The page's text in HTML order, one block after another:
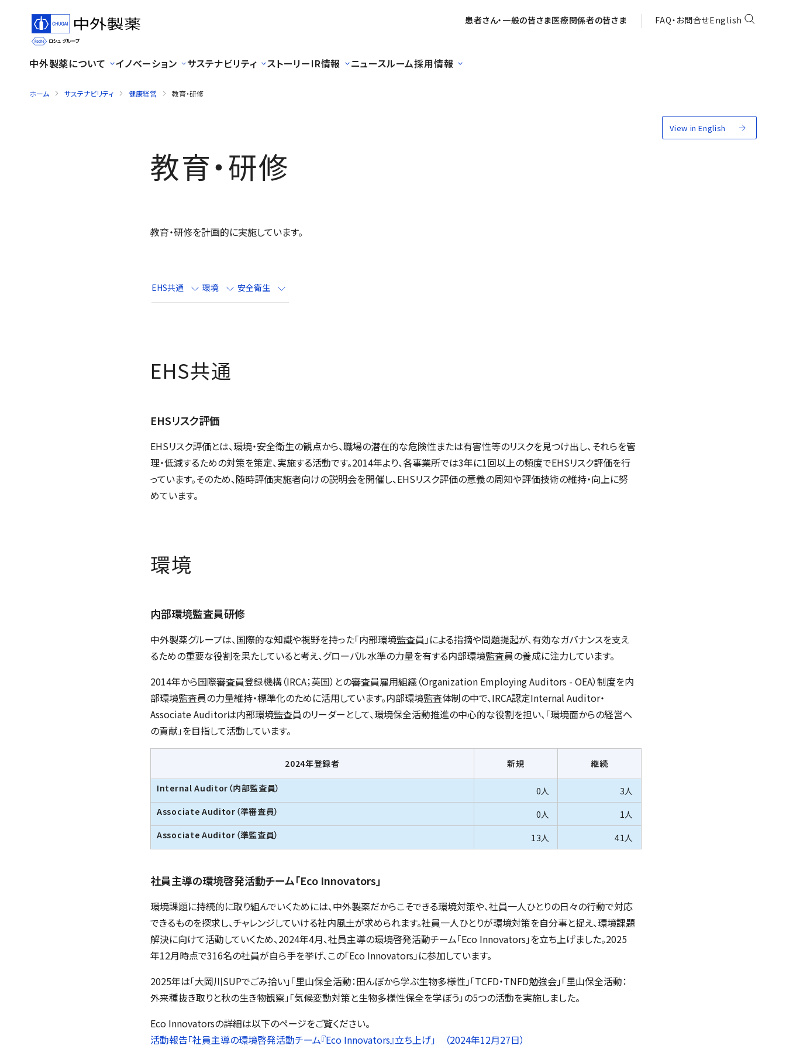
患者さん・一般の皆さま医療関係者の皆さま FAQ・お問合せEnglish
中外製薬について イノベーション サステナビリティ ストーリーIR情報 ニュースルーム採用情報
ホーム サステナビリティ 健康経営 教育・研修
View in English
教育・研修
教育・研修を計画的に実施しています。
EHS共通 環境 安全衛生
EHS共通
EHSリスク評価
EHSリスク評価とは、環境・安全衛生の観点から、職場の潜在的な危険性または有害性等のリスクを見つけ出し、それらを管
理・低減するための対策を策定、実施する活動です。2014年より、各事業所では3年に1回以上の頻度でEHSリスク評価を行
っています。そのため、随時評価実施者向けの説明会を開催し、EHSリスク評価の意義の周知や評価技術の維持・向上に努
めています。
環境
内部環境監査員研修
中外製薬グループは、国際的な知識や視野を持った「内部環境監査員」による指摘や問題提起が、有効なガバナンスを支え
るための重要な役割を果たしていると考え、グローバル水準の力量を有する内部環境監査員の養成に注力しています。
2014年から国際審査員登録機構（IRCA；英国）との審査員雇用組織（Organization Employing Auditors - OEA）制度を内
部環境監査員の力量維持・標準化のために活用しています。内部環境監査体制の中で、IRCA認定Internal Auditor・
Associate Auditorは内部環境監査員のリーダーとして、環境保全活動推進の中心的な役割を担い、「環境面からの経営へ
の貢献」を目指して活動しています。
2024年登録者 新規 継続
Internal Auditor （内部監査員） 0人
3人
Associate Auditor （準審査員） 0人
1人
Associate Auditor （準監査員） 13人 41人
社員主導の環境啓発活動チーム「Eco Innovators」
環境課題に持続的に取り組んでいくためには、中外製薬だからこそできる環境対策や、社員一人ひとりの日々の行動で対応
できるものを探求し、チャレンジしていける社内風土が求められます。社員一人ひとりが環境対策を自分事と捉え、環境課題
解決に向けて活動していくため、2024年4月、社員主導の環境啓発活動チーム「Eco Innovators」を立ち上げました。2025
年12月時点で316名の社員が自ら手を挙げ、この「Eco Innovators」に参加しています。
2025年は「大岡川SUPでごみ拾い」「里山保全活動：田んぼから学ぶ生物多様性」「TCFD・TNFD勉強会」「里山保全活動：
外来種抜き取りと秋の生き物観察」「気候変動対策と生物多様性保全を学ぼう」の5つの活動を実施しました。
Eco Innovatorsの詳細は以下のページをご覧ください。
活動報告「社員主導の環境啓発活動チーム『Eco Innovators』立ち上げ」 （2024年12月27日）